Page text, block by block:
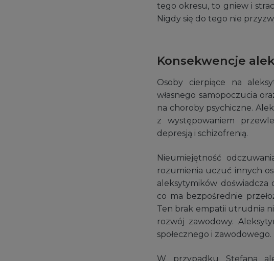
tego okresu, to gniew i
Nigdy się do tego nie
Konsekwencje
Osoby cierpiące na
własnego samopoczucia
na choroby psychiczne.
z występowaniem
depresją i schizofrenią.
Nieumiejętność
rozumienia uczuć innych
aleksytymików
co ma bezpośrednie
Ten brak empatii utrudnia
rozwój zawodowy.
społecznego i zawodowego.
W przypadku Stefana